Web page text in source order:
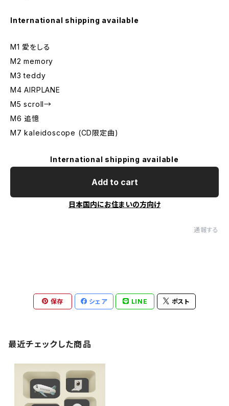
International shipping available
M1 愛をしる
M2 memory
M3 teddy
M4 AIRPLANE
M5 scroll→
M6 追憶
M7 kaleidoscope (CD限定曲)
International shipping available
Add to cart
日本国内にお住まいの方向け
通報する
保存 シェア LINE ポスト
最近チェックした商品